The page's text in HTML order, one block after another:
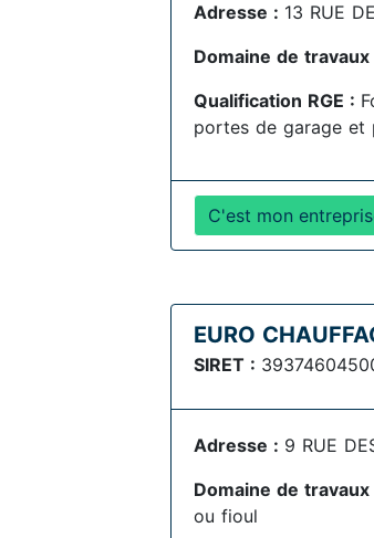
Adresse : 13 RUE
Domaine de travaux
Qualification RGE :
portes de garage et
C'est mon
EURO
SIRET :
Adresse : 9 RUE
Domaine de travaux
ou fioul